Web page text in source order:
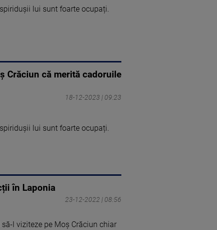
lui sunt foarte ocupați.
Crăciun că merită cadoruile
18-12-2023 | 09:23
lui sunt foarte ocupați.
în Laponia
23-12-2022 | 08:56
l viziteze pe Moș Crăciun chiar